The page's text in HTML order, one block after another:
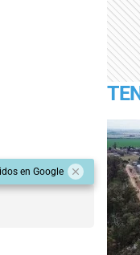
en Google